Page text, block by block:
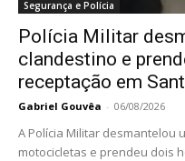
Segurança e Polícia
Polícia Militar
clandestino e
receptação em
Gabriel Gouvêa - 06/08/2026
A Polícia Militar desmantelou
motocicletas e prendeu dois